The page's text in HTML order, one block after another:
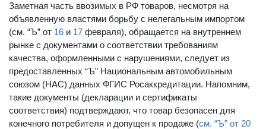
Заметная часть ввозимых в РФ товаров, несмотря на
объявленную властями борьбу с нелегальным импортом
(см. “Ъ” от 16 и 17 февраля), обращается на внутреннем
рынке с документами о соответствии требованиям
качества, оформленными с нарушениями, следует из
предоставленных “Ъ” Национальным автомобильным
союзом (НАС) данных ФГИС Росаккредитации. Напомним,
такие документы (декларации и сертификаты
соответствия) подтверждают, что товар безопасен для
конечного потребителя и допущен к продаже (см. “Ъ” от 20